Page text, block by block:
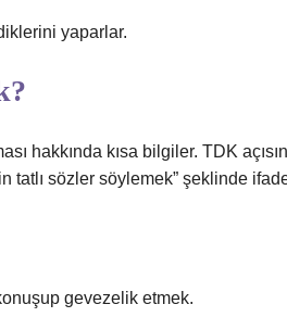
yaparlar.
hakkında kısa bilgiler. TDK
tatlı sözler söylemek” şeklinde
gevezelik etmek.